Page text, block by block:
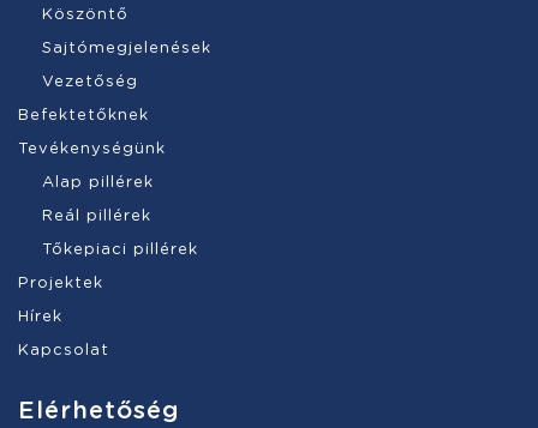
Köszöntő
Sajtómegjelenések
Vezetőség
Befektetőknek
Tevékenységünk
Alap pillérek
Reál pillérek
Tőkepiaci pillérek
Projektek
Hírek
Kapcsolat
Elérhetőség